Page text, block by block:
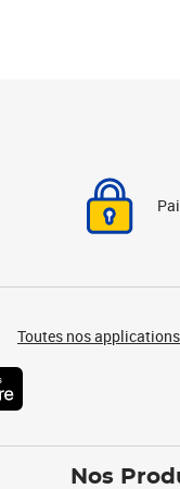
Toutes nos applications
Nos